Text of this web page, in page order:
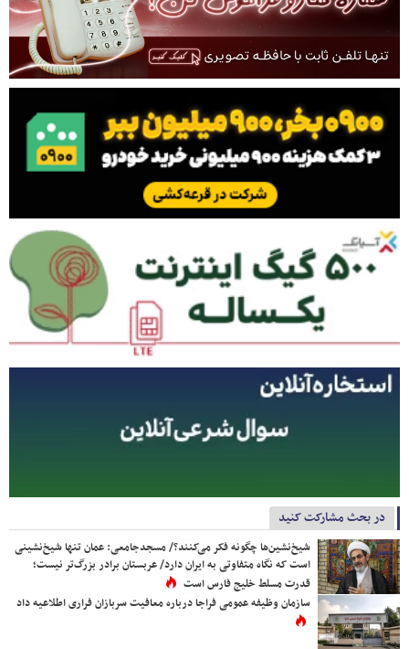
در بحث مشارکت کنید
شیخ‌نشین‌ها چگونه فکر می‌کنند؟/ مسجدجامعی: عمان تنها شیخ‌نشینی
است که نگاه متفاوتی به ایران دارد/ عربستان برادر بزرگ‌تر نیست؛
قدرت مسلط خلیج فارس است
سازمان وظیفه عمومی فراجا درباره معافیت سربازان فراری اطلاعیه داد